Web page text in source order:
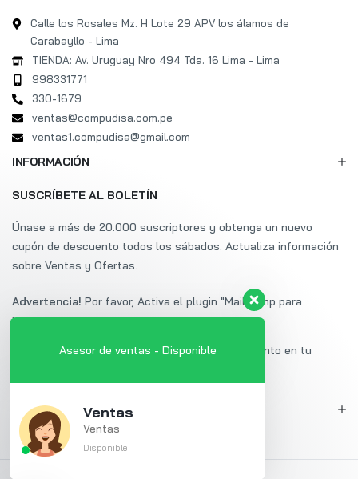
Calle los Rosales Mz. H Lote 29 APV los álamos de
Carabayllo - Lima
TIENDA: Av. Uruguay Nro 494 Tda. 16 Lima - Lima
998331771
330-1679
ventas@compudisa.com.pe
ventas1.compudisa@gmail.com
INFORMACIÓN
MI CUENTA
SUSCRÍBETE AL BOLETÍN
Únase a más de 20.000 suscriptores y obtenga un nuevo
cupón de descuento todos los sábados. Actualiza información
sobre Ventas y Ofertas.
Advertencia! Por favor, Activa el plugin "Mailchimp para
WordPress".
Suscríbete a Uminex y obtén un 20% de descuento en tu
Asesor de ventas - Disponible
Ventas
Ventas
Disponible